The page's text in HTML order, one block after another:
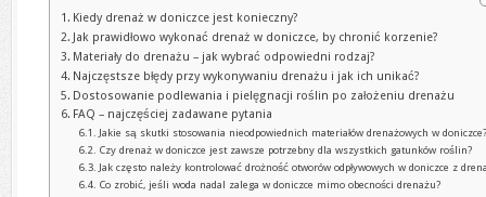
Kiedy drenaż w doniczce jest konieczny?
Jak prawidłowo wykonać drenaż w doniczce, by chronić korzenie?
Materiały do drenażu – jak wybrać odpowiedni rodzaj?
Najczęstsze błędy przy wykonywaniu drenażu i jak ich unikać?
Dostosowanie podlewania i pielęgnacji roślin po założeniu drenażu
FAQ – najczęściej zadawane pytania
Jakie są skutki stosowania nieodpowiednich materiałów drenażowych w
Czy drenaż w doniczce jest zawsze potrzebny dla wszystkich gatunków roślin?
Jak często należy kontrolować drożność otworów odpływowych w doniczce z
Co zrobić, jeśli woda nadal zalega w doniczce mimo obecności drenażu?